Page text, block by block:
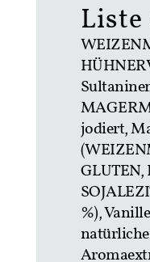
jodiert,
%),